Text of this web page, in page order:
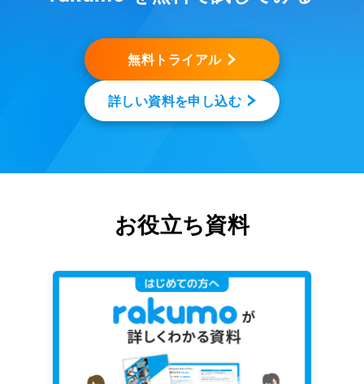
無料トライアル
詳しい資料を申し込む
お役立ち資料